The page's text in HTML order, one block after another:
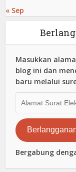
« Sep
Masukkan
blog ini dan
baru melalui
Surat
Elektronik
Bergabung